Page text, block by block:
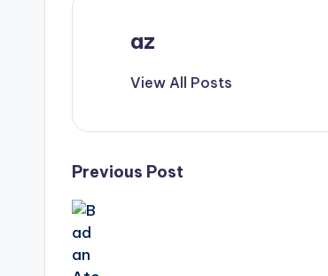
az
View All Posts
Post
navigation
Previous Post